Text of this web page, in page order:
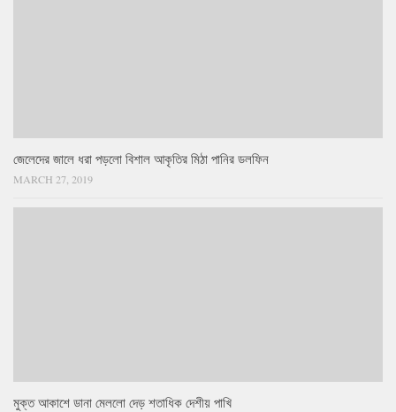
জেলেদের জালে ধরা পড়লো বিশাল আকৃতির মিঠা পানির ডলফিন
MARCH 27, 2019
মুক্ত আকাশে ডানা মেললো দেড় শতাধিক দেশীয় পাখি